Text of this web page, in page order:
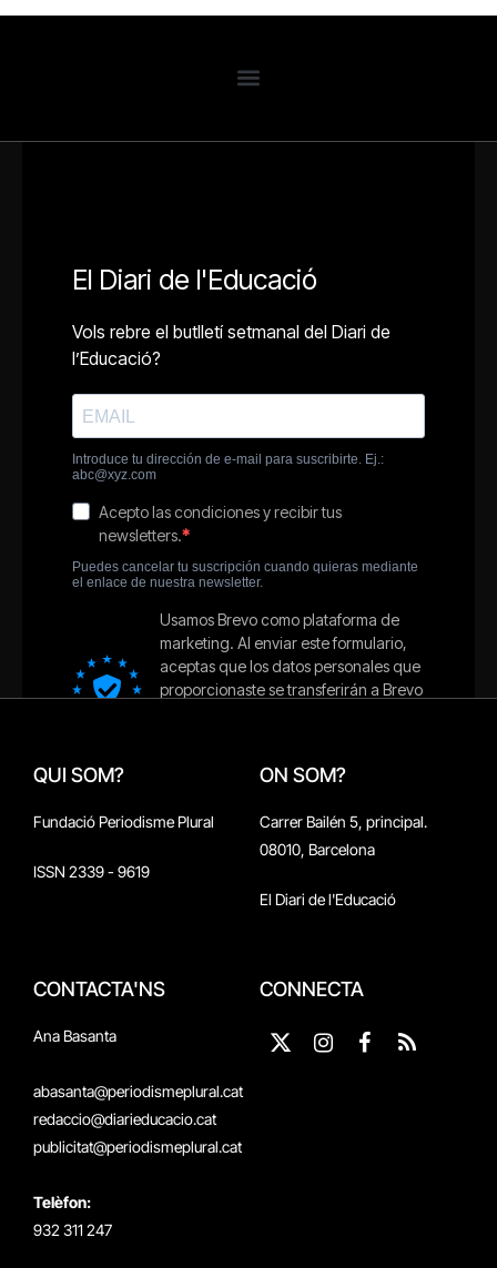
QUI SOM?
Fundació Periodisme Plural
ISSN 2339 - 9619
ON SOM?
Carrer Bailén 5, principal.
08010, Barcelona
El Diari de l'Educació
CONTACTA'NS
Ana Basanta
abasanta@periodismeplural.cat
redaccio@diarieducacio.cat
publicitat@periodismeplural.cat
Telèfon:
932 311 247
CONNECTA
X
Instagram
Facebook
RSS